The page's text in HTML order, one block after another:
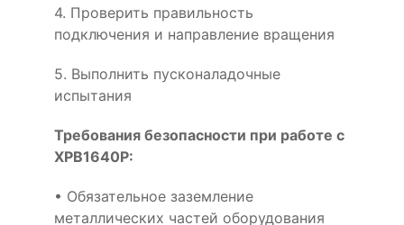
4. Проверить правильность
подключения и направление вращения
5. Выполнить пусконаладочные
испытания
Требования безопасности при работе с
XPB1640P:
• Обязательное заземление
металлических частей оборудования